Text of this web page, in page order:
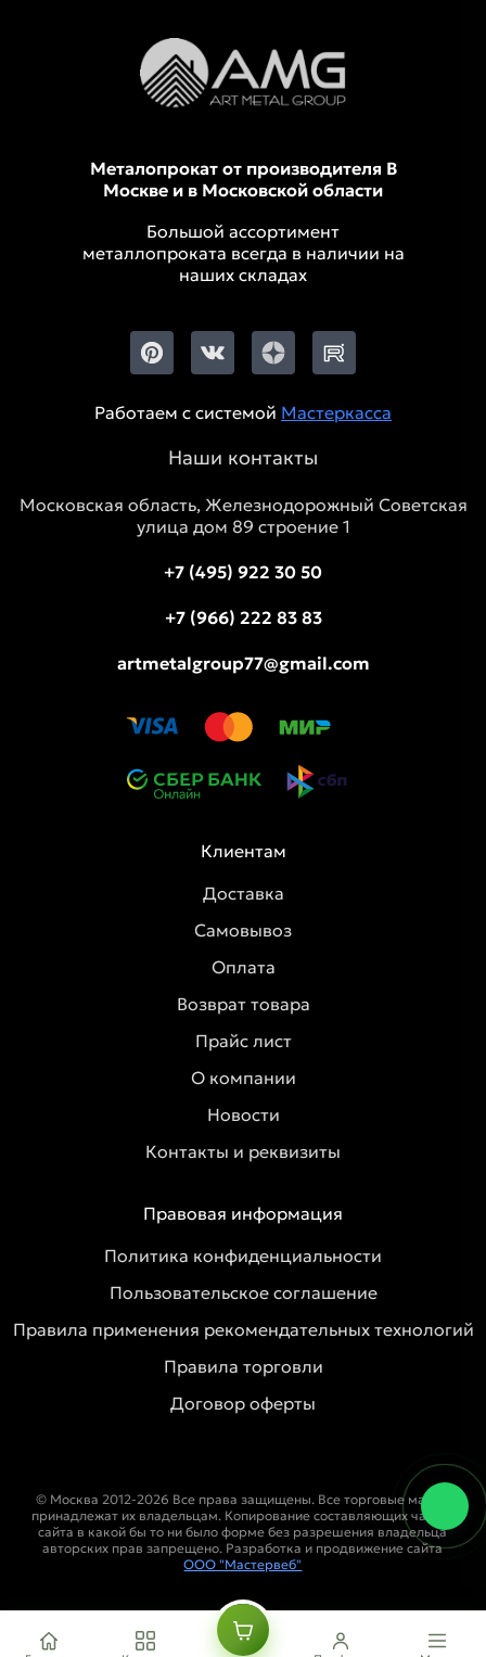
Металопрокат от производителя В
Москве и в Московской области
Большой ассортимент
металлопроката всегда в наличии на
наших складах
Работаем с системой Мастеркасса
Наши контакты
Московская область, Железнодорожный Советская
улица дом 89 строение 1
+7 (495) 922 30 50
+7 (966) 222 83 83
artmetalgroup77@gmail.com
Клиентам
Доставка
Самовывоз
Оплата
Возврат товара
Прайс лист
О компании
Новости
Контакты и реквизиты
Правовая информация
Политика конфиденциальности
Пользовательское соглашение
Правила применения рекомендательных технологий
Правила торговли
Договор оферты
© Москва 2012-2026 Все права защищены. Все торговые марки
принадлежат их владельцам. Копирование составляющих частей
сайта в какой бы то ни было форме без разрешения владельца
авторских прав запрещено. Разработка и продвижение сайта
ООО "Мастервеб"